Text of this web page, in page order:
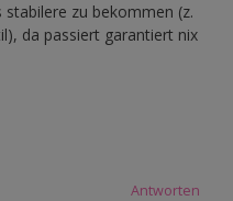
zu bekommen (z.
da passiert garantiert nix
Antworten